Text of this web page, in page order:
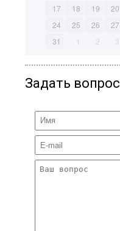
17
18 19 20
24
25 26 27
31
1 2 3
Задать вопрос